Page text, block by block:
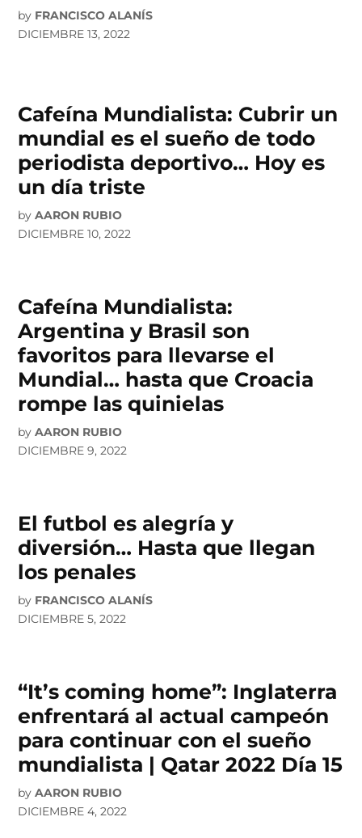
by FRANCISCO ALANÍS
DICIEMBRE 13, 2022
Cafeína Mundialista: Cubrir un
mundial es el sueño de todo
periodista deportivo… Hoy es
un día triste
by AARON RUBIO
DICIEMBRE 10, 2022
Cafeína Mundialista:
Argentina y Brasil son
favoritos para llevarse el
Mundial… hasta que Croacia
rompe las quinielas
by AARON RUBIO
DICIEMBRE 9, 2022
El futbol es alegría y
diversión… Hasta que llegan
los penales
by FRANCISCO ALANÍS
DICIEMBRE 5, 2022
“It’s coming home”: Inglaterra
enfrentará al actual campeón
para continuar con el sueño
mundialista | Qatar 2022 Día 15
by AARON RUBIO
DICIEMBRE 4, 2022